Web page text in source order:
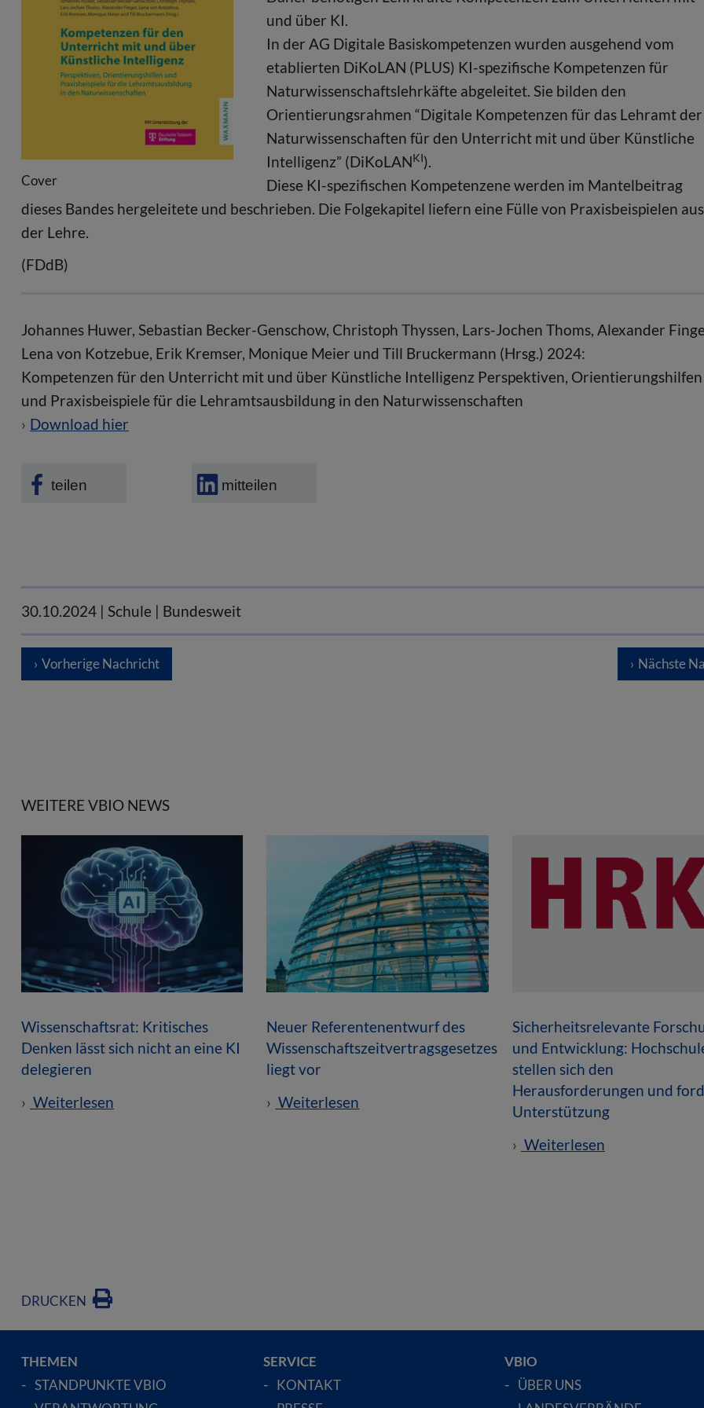
Cover
und über KI.
In der AG Digitale Basiskompetenzen wurden ausgehend vom
etablierten DiKoLAN (PLUS) KI-spezifische Kompetenzen für
Naturwissenschaftslehrkäfte abgeleitet. Sie bilden den
Orientierungsrahmen “Digitale Kompetenzen für das Lehramt der
Naturwissenschaften für den Unterricht mit und über Künstliche
Intelligenz” (DiKoLANKI).
Diese KI-spezifischen Kompetenzene werden im Mantelbeitrag
dieses Bandes hergeleitete und beschrieben. Die Folgekapitel liefern eine Fülle von Praxisbeispielen aus
der Lehre.
­­(FDdB)
Johannes Huwer, Sebastian Becker-Genschow, Christoph Thyssen, Lars-Jochen Thoms, Alexander
Lena von Kotzebue, Erik Kremser, Monique Meier und Till Bruckermann (Hrsg.) 2024:
Kompetenzen für den Unterricht mit und über Künstliche Intelligenz Perspektiven, Orientierungshilfen
und Praxisbeispiele für die Lehramtsausbildung in den Naturwissenschaften
Download hier
teilen mitteilen
30.10.2024 | Schule | Bundesweit
Vorherige Nachricht Nächste
WEITERE VBIO NEWS
Wissenschaftsrat: Kritisches
Denken lässt sich nicht an eine KI
delegieren
Weiterlesen
Neuer Referentenentwurf des
Wissenschaftszeitvertragsgesetzes
liegt vor
Weiterlesen
Sicherheitsrelevante
und Entwicklung:
stellen sich den
Herausforderungen und
Unterstützung
Weiterlesen
DRUCKEN
THEMEN
STANDPUNKTE VBIO
SERVICE
KONTAKT
VBIO
ÜBER UNS